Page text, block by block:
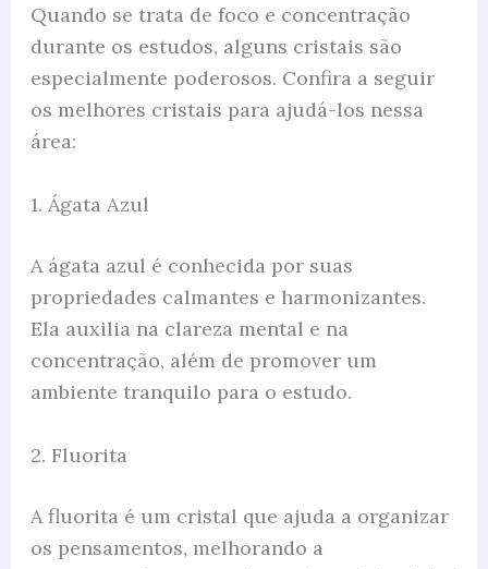
Quando se trata de foco e concentração
durante os estudos, alguns cristais são
especialmente poderosos. Confira a seguir
os melhores cristais para ajudá-los nessa
área:
1. Ágata Azul
A ágata azul é conhecida por suas
propriedades calmantes e harmonizantes.
Ela auxilia na clareza mental e na
concentração, além de promover um
ambiente tranquilo para o estudo.
2. Fluorita
A fluorita é um cristal que ajuda a organizar
os pensamentos, melhorando a